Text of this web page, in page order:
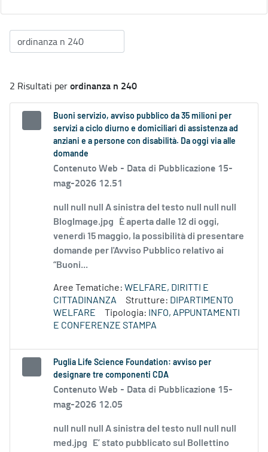
2 Risultati perordinanza n 240
Buoni servizio, avviso pubblico da 35 milioni per
servizi a ciclo diurno e domiciliari di assistenza ad
anziani e a persone con disabilità. Da oggi via alle
domande
Contenuto Web - Data di Pubblicazione 15-
mag-2026 12.51
null null null A sinistra del testo null null null
BlogImage.jpg È aperta dalle 12 di oggi,
venerdì 15 maggio, la possibilità di presentare
domande per l'Avviso Pubblico relativo ai
“Buoni...
Aree Tematiche: WELFARE, DIRITTI E
CITTADINANZA
Strutture: DIPARTIMENTO
WELFARE
Tipologia:
INFO, APPUNTAMENTI
E CONFERENZE STAMPA
Puglia Life Science Foundation: avviso per
designare tre componenti CDA
Contenuto Web - Data di Pubblicazione 15-
mag-2026 12.05
null null null A sinistra del testo null null null
med.jpg E’ stato pubblicato sul Bollettino